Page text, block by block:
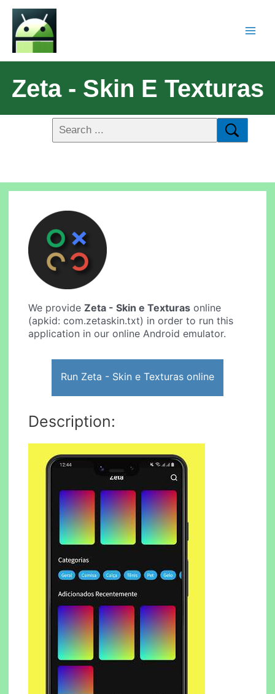
Zeta - Skin E Texturas
We provideZeta - Skin e Texturas online
(apkid: com.zetaskin.txt) in order to run this
application in our online Android emulator.
Run Zeta - Skin e Texturas online
Description: